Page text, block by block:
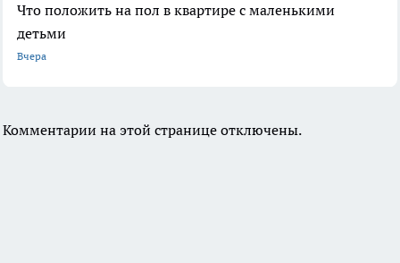
Что положить на пол в квартире с маленькими
детьми
Вчера
Комментарии на этой странице отключены.